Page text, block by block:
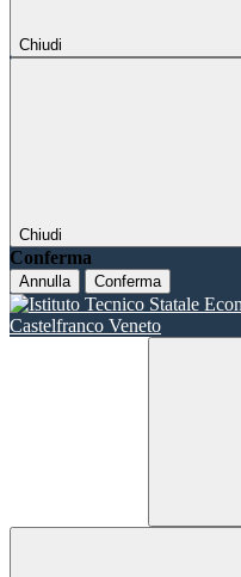
Chiudi
Chiudi
Conferma
Annulla Conferma